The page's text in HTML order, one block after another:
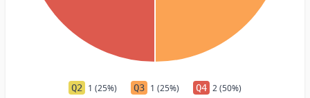
Q2 1 (25%) Q3 1 (25%) Q4 2 (50%)